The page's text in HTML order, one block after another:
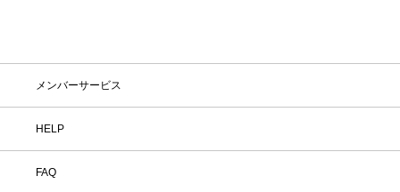
メンバーサービス
HELP
FAQ